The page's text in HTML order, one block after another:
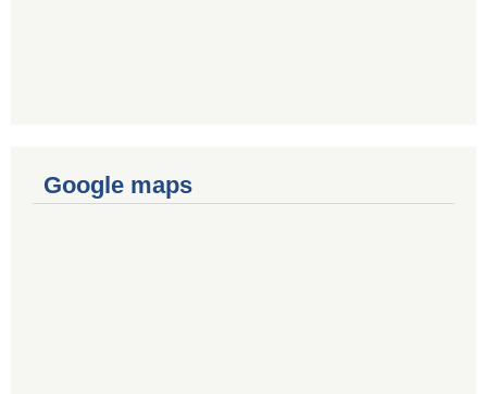
Google maps